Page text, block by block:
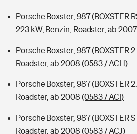
Porsche Boxster, 987 (BOXSTER
223 kW, Benzin, Roadster, ab 2007
Porsche Boxster, 987 (BOXSTER
Roadster, ab 2008 (0583 / ACH)
Porsche Boxster, 987 (BOXSTER
Roadster, ab 2008 (0583 / ACI)
Porsche Boxster, 987 (BOXSTER
Roadster, ab 2008 (0583 / ACJ)